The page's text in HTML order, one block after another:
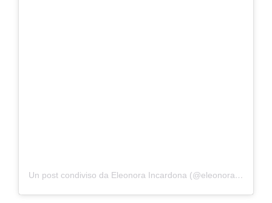
Un post condiviso da Eleonora Incardona (@eleonoraincardona)